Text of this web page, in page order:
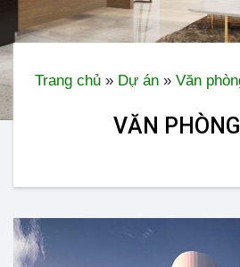
Trang chủ » Dự án » Văn
VĂN